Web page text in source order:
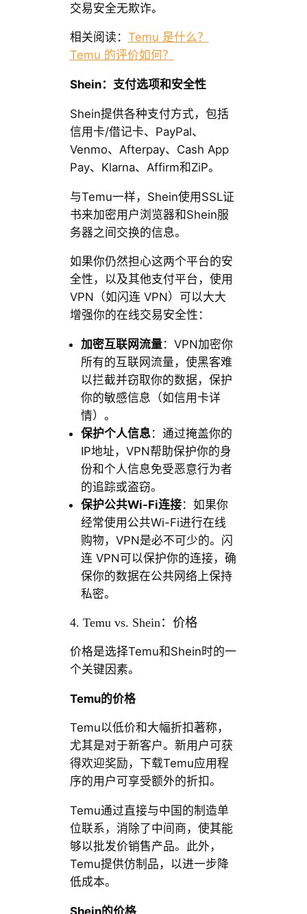
交易安全无欺诈。
相关阅读： Temu 是什么？
Temu 的评价如何？
Shein：支付选项和安全性
Shein提供各种支付方式，包括
信用卡/借记卡、PayPal、
Venmo、Afterpay、Cash App
Pay、Klarna、Affirm和ZiP。
与Temu一样，Shein使用SSL证
书来加密用户浏览器和Shein服
务器之间交换的信息。
如果你仍然担心这两个平台的安
全性，以及其他支付平台，使用
VPN（如闪连 VPN）可以大大
增强你的在线交易安全性：
加密互联网流量：VPN加密你
所有的互联网流量，使黑客难
以拦截并窃取你的数据，保护
你的敏感信息（如信用卡详
情）。
保护个人信息：通过掩盖你的
IP地址，VPN帮助保护你的身
份和个人信息免受恶意行为者
的追踪或盗窃。
保护公共Wi-Fi连接：如果你
经常使用公共Wi-Fi进行在线
购物，VPN是必不可少的。闪
连 VPN可以保护你的连接，确
保你的数据在公共网络上保持
私密。
4. Temu vs. Shein：价格
价格是选择Temu和Shein时的一
个关键因素。
Temu的价格
Temu以低价和大幅折扣著称，
尤其是对于新客户。新用户可获
得欢迎奖励，下载Temu应用程
序的用户可享受额外的折扣。
Temu通过直接与中国的制造单
位联系，消除了中间商，使其能
够以批发价销售产品。此外，
Temu提供仿制品，以进一步降
低成本。